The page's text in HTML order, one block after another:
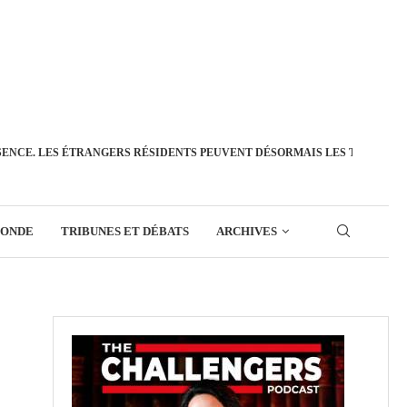
LES ÉTRANGERS RÉSIDENTS PEUVENT DÉSORMAIS LES
TRIBUNES ET DÉBATS ARCHIVES